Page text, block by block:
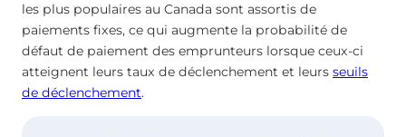
les plus populaires au Canada sont assortis de
paiements fixes, ce qui augmente la probabilité de
défaut de paiement des emprunteurs lorsque ceux-ci
atteignent leurs taux de déclenchement et leurs seuils
de déclenchement.